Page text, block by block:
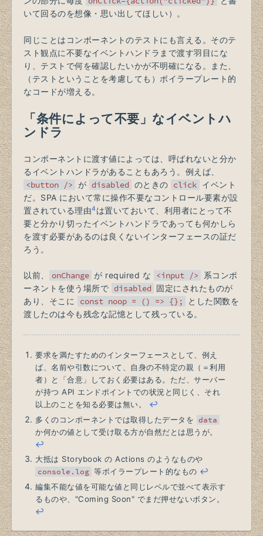
いて回るのを想像・思い出してほしい）。
同じことはコンポーネントのテストにも言える。そのテ
スト観点に不要なイベントハンドラまで渡す羽目にな
り、テストで何を確認したいかが不明確になる。また、
（テストということを考慮しても）ボイラープレート的
なコードが増える。
「条件によって不要」なイベントハ
ンドラ
コンポーネントに渡す値によっては、呼ばれないと分か
るイベントハンドラがあることもあろう。例えば、
<button /> が disabled のときの click イベント
だ。SPA において常に操作不要なコントロール要素が設
置されている理由4 は置いておいて、利用者にとって不
要と分かり切ったイベントハンドラであっても何かしら
を渡す必要があるのは良くないインターフェースの証だ
ろう。
以前、 onChange が required な <input />
系コンポ
ーネントを使う場所で disabled 固定にされたものが
あり、そこに
const noop = () => {};
とした関数を
渡したのは今も残念な記憶として残っている。
要求を満たすためのインターフェースとして、例え
ば、名前や引数について、自身の不特定の親（＝利用
者）と「合意」しておく必要はある。ただ、サーバー
が持つ API エンドポイントでの状況と同じく、それ
以上のことを知る必要は無い。 ↩
多くのコンポーネントでは取得したデータを data
か何かの値として受け取る方が自然だとは思うが。
↩
大抵は Storybook の Actions のようなものや
console.log 等ボイラープレート的なもの ↩
編集不能な値を可能な値と同じレベルで並べて表示す
るものや、"Coming Soon" でまだ押せないボタン。
↩